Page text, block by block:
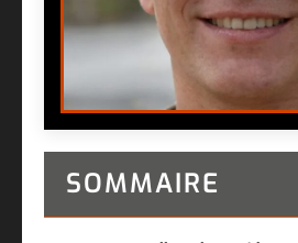
SOMMAIRE